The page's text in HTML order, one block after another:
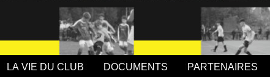
LA VIE DU CLUB DOCUMENTS PARTENAIRES